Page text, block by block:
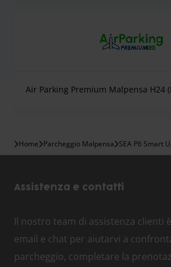
Air Parking Premium Malpensa H24
Home Parcheggio Malpensa SEA P6 Smart
Assistenza e contatti
Il nostro team di assistenza clienti
email e chat per aiutarvi a
parcheggio, completare la